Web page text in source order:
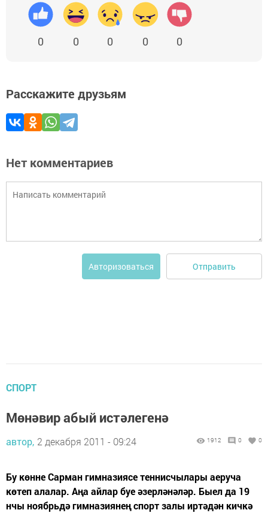
0 0 0 0 0
Расскажите друзьям
Нет комментариев
Авторизоваться Отправить
СПОРТ
Мөнәвир абый истәлегенә
автор, 2 декабря 2011 - 09:24 1912 0 0
Бу көнне Сарман гимназиясе теннисчылары аеруча
көтеп алалар. Аңа айлар буе әзерләнәләр. Быел да 19
нчы ноябрьдә гимназиянең спорт залы иртәдән кичкә